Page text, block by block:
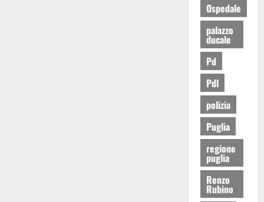
Ospedale
palazzo
ducale
Pd
Pdl
polizia
Puglia
regione
puglia
Renzo
Rubino